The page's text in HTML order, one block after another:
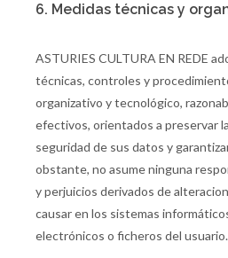
6. Medidas técnicas y
ASTURIES CULTURA EN REDE
técnicas, controles y
organizativo y tecnológico,
efectivos, orientados a preservar
seguridad de sus datos y
obstante, no asume ninguna
y perjuicios derivados de
causar en los sistemas
electrónicos o ficheros del usuario.